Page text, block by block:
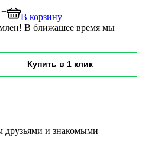
+
В корзину
В ближашее время мы
друзьями и знакомыми